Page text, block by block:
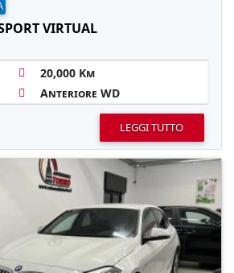
VIRTUAL
20,000 Km
Anteriore WD
LEGGI TUTTO